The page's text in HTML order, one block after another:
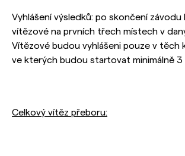
Vyhlášení výsledků: po skončení závodu
vítězové na prvních třech místech v
Vítězové budou vyhlášeni pouze v těch
ve kterých budou startovat minimálně 3
Celkový vítěz přeboru: